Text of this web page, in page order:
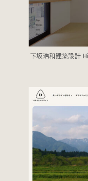
下坂浩和建築設計